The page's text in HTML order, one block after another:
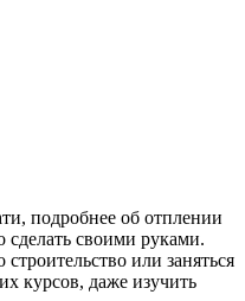
подробнее об отплении
сделать своими руками.
или заняться
курсов, даже изучить